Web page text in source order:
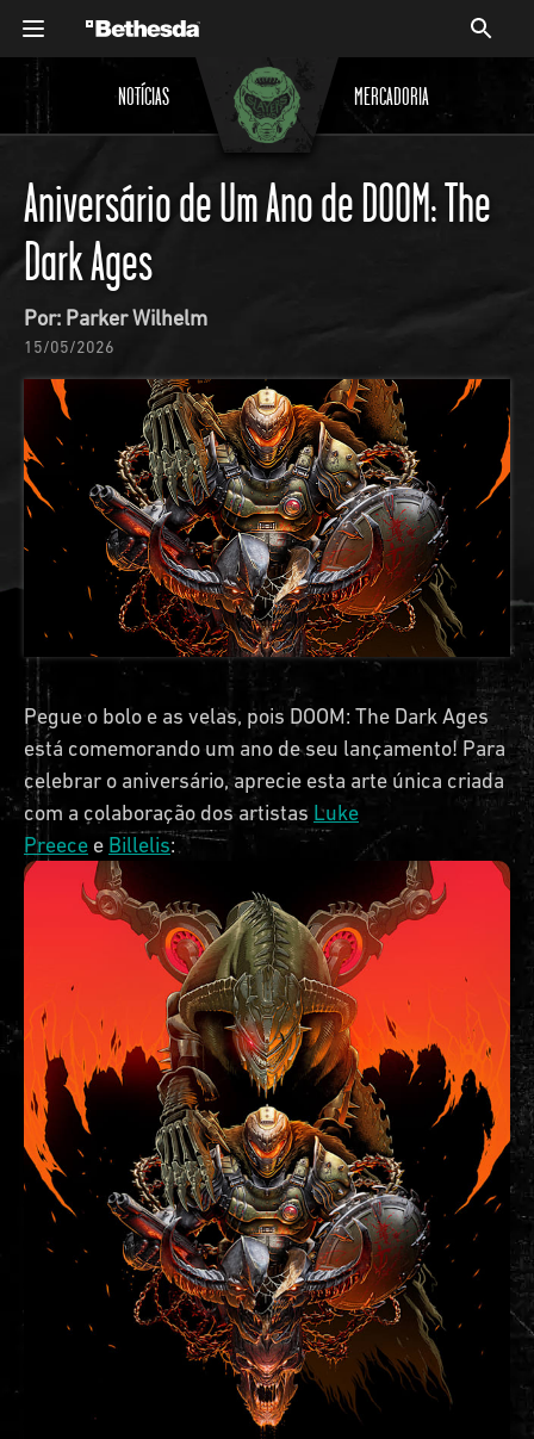
NOTÍCIAS MERCADORIA
Aniversário de Um Ano de DOOM: The
Dark Ages
Por: Parker Wilhelm
15/05/2026
Pegue o bolo e as velas, pois DOOM: The Dark Ages
está comemorando um ano de seu lançamento! Para
celebrar o aniversário, aprecie esta arte única criada
com a colaboração dos artistas Luke
Preece e Billelis: